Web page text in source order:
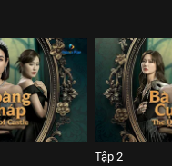
Tập 2